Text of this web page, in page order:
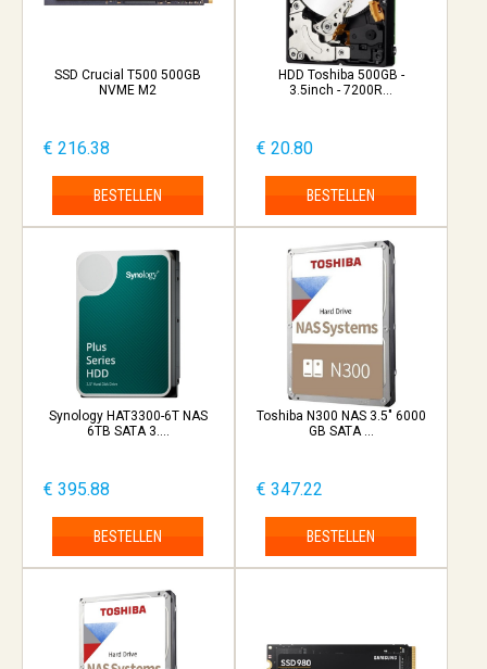
SSD Crucial T500 500GB
NVME M2
€ 216.38
BESTELLEN
HDD Toshiba 500GB -
3.5inch - 7200R...
€ 20.80
BESTELLEN
Synology HAT3300-6T NAS
6TB SATA 3....
€ 395.88
BESTELLEN
Toshiba N300 NAS 3.5" 6000
GB SATA ...
€ 347.22
BESTELLEN